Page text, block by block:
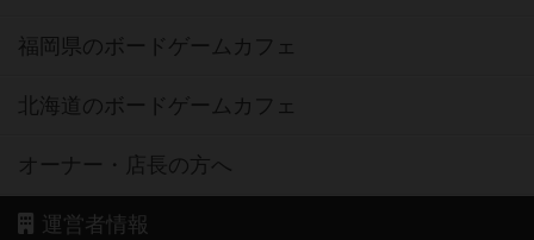
福岡県のボードゲームカフェ
北海道のボードゲームカフェ
オーナー・店長の方へ
運営者情報